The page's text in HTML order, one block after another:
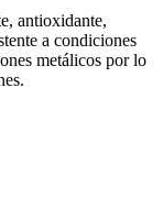
antioxidante,
a condiciones
metálicos por lo